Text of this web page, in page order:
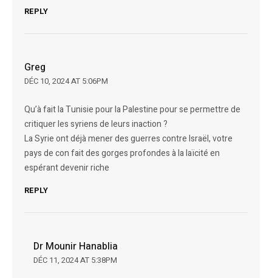
REPLY
Greg
DÉC 10, 2024 AT 5:06PM
Qu’à fait la Tunisie pour la Palestine pour se permettre de
critiquer les syriens de leurs inaction ?
La Syrie ont déjà mener des guerres contre Israël, votre
pays de con fait des gorges profondes à la laïcité en
espérant devenir riche
REPLY
Dr Mounir Hanablia
DÉC 11, 2024 AT 5:38PM